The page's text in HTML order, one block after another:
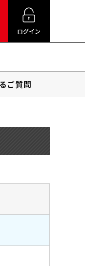
ログイン
ご質問